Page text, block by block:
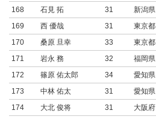
168
石見 拓 31 新潟県
169
西 優哉 31 東京都
170
桑原 旦幸 33 東京都
171
岩永 務 32 福岡県
172
篠原 佑太郎 34 愛知県
173
中林 佑太 31 愛知県
174
大北 俊将 31 大阪府